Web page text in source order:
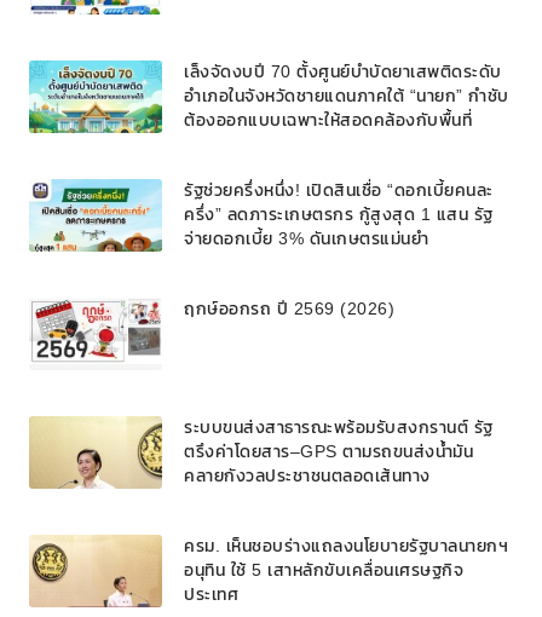
เล็งจัดงบปี 70 ตั้งศูนย์บำบัดยาเสพติดระดับ
อำเภอในจังหวัดชายแดนภาคใต้ “นายก” กำชับ
ต้องออกแบบเฉพาะให้สอดคล้องกับพื้นที่
รัฐช่วยครึ่งหนึ่ง! เปิดสินเชื่อ “ดอกเบี้ยคนละ
ครึ่ง” ลดภาระเกษตรกร กู้สูงสุด 1 แสน รัฐ
จ่ายดอกเบี้ย 3% ดันเกษตรแม่นยำ
ฤกษ์ออกรถ ปี 2569 (2026)
ระบบขนส่งสาธารณะพร้อมรับสงกรานต์ รัฐ
ตรึงค่าโดยสาร–GPS ตามรถขนส่งน้ำมัน
คลายกังวลประชาชนตลอดเส้นทาง
ครม. เห็นชอบร่างแถลงนโยบายรัฐบาลนายกฯ
อนุทิน ใช้ 5 เสาหลักขับเคลื่อนเศรษฐกิจ
ประเทศ